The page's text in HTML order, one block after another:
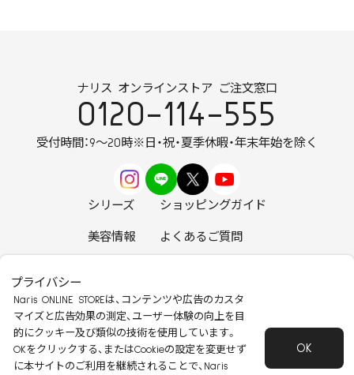
ナリス オンラインストア ご注文窓口
0120-114-555
受付時間：9～20時※日・祝・夏季休暇・年末年始を除く
シリーズ ショッピングガイド
美容情報 よくあるご質問
安心して安全にご使用いただくために
特定商取引法に基づく表記
会社概要
プライバシー
Naris ONLINE STOREは、コンテンツや広告のカスタ
マイズと広告効果の測定、ユーザー体験の向上を目
的にクッキー及び類似の技術を使用しています。
OKをクリックする、またはCookieの設定を変更せず
に本サイトのご利用を継続されることで、Naris
OK